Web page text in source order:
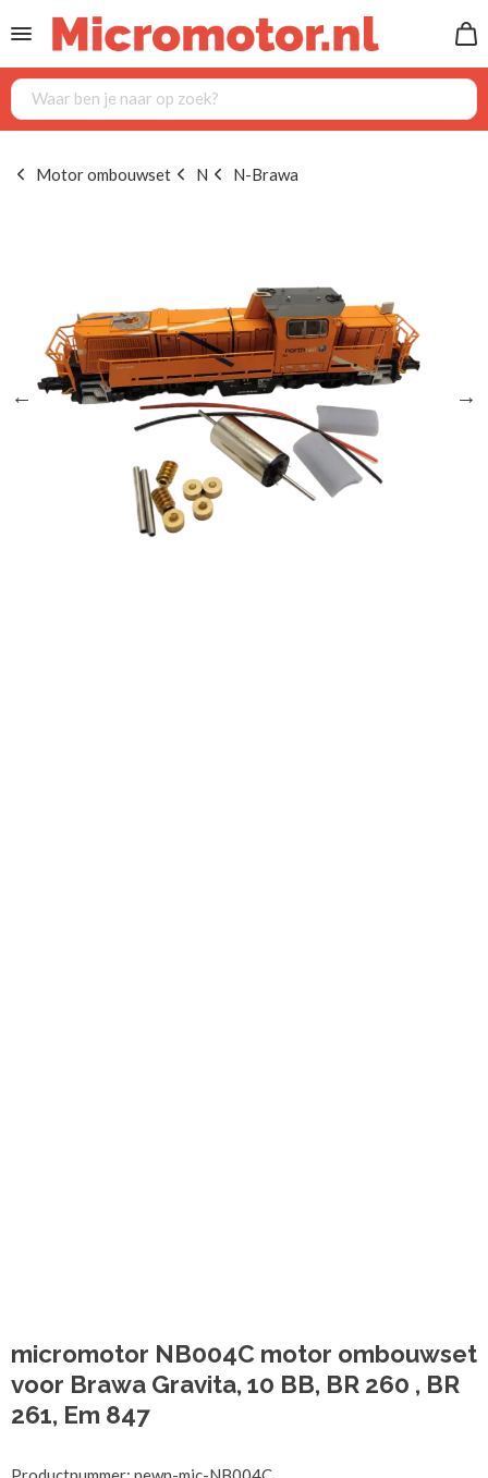
Motor ombouwset N N-Brawa
micromotor NB004C motor ombouwset
voor Brawa Gravita, 10 BB, BR 260 , BR
261, Em 847